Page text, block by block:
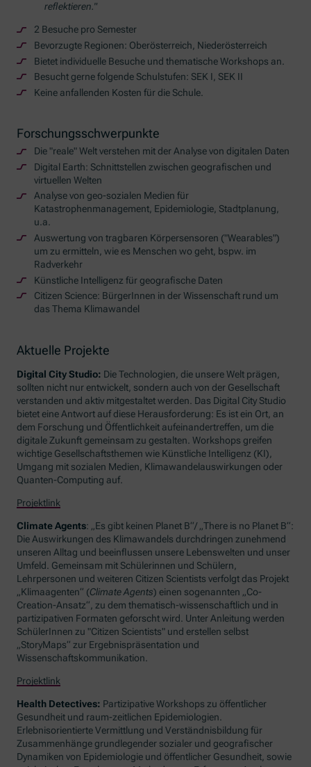
reflektieren."
2 Besuche pro Semester
Bevorzugte Regionen: Oberösterreich, Niederösterreich
Bietet individuelle Besuche und thematische Workshops an.
Besucht gerne folgende Schulstufen: SEK I, SEK II
Keine anfallenden Kosten für die Schule.
Forschungsschwerpunkte
Die "reale" Welt verstehen mit der Analyse von digitalen Daten
Digital Earth: Schnittstellen zwischen geografischen und
virtuellen Welten
Analyse von geo-sozialen Medien für
Katastrophenmanagement, Epidemiologie, Stadtplanung,
u.a.
Auswertung von tragbaren Körpersensoren ("Wearables")
um zu ermitteln, wie es Menschen wo geht, bspw. im
Radverkehr
Künstliche Intelligenz für geografische Daten
Citizen Science: BürgerInnen in der Wissenschaft rund um
das Thema Klimawandel
Aktuelle Projekte
Digital City Studio: Die Technologien, die unsere Welt prägen,
sollten nicht nur entwickelt, sondern auch von der Gesellschaft
verstanden und aktiv mitgestaltet werden. Das Digital City Studio
bietet eine Antwort auf diese Herausforderung: Es ist ein Ort, an
dem Forschung und Öffentlichkeit aufeinandertreffen, um die
digitale Zukunft gemeinsam zu gestalten. Workshops greifen
wichtige Gesellschaftsthemen wie Künstliche Intelligenz (KI),
Umgang mit sozialen Medien, Klimawandelauswirkungen oder
Quanten-Computing auf.
Projektlink
Climate Agents: „Es gibt keinen Planet B“/ „There is no Planet B“:
Die Auswirkungen des Klimawandels durchdringen zunehmend
unseren Alltag und beeinflussen unsere Lebenswelten und unser
Umfeld. Gemeinsam mit Schülerinnen und Schülern,
Lehrpersonen und weiteren Citizen Scientists verfolgt das Projekt
„Klimaagenten“ (Climate Agents) einen sogenannten „Co-
Creation-Ansatz“, zu dem thematisch-wissenschaftlich und in
partizipativen Formaten geforscht wird. Unter Anleitung werden
SchülerInnen zu "Citizen Scientists" und erstellen selbst
„StoryMaps“ zur Ergebnispräsentation und
Wissenschaftskommunikation.
Projektlink
Health Detectives: PartizipativeWorkshopszu öffentlicher
Gesundheit und raum-zeitlichen Epidemiologien.
Erlebnisorientierte Vermittlung und Verständnisbildung für
Zusammenhänge grundlegender sozialer und geografischer
Dynamiken von Epidemiologie und öffentlicher Gesundheit, sowie